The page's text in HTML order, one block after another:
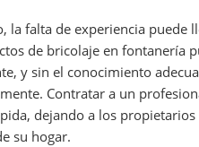
la falta de experiencia puede
de bricolaje en fontanería
y sin el conocimiento
Contratar a un
dejando a los
su hogar.